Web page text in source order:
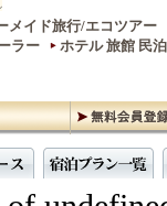
メイド旅行/エコツアー
ラー
ホテル 旅館 民